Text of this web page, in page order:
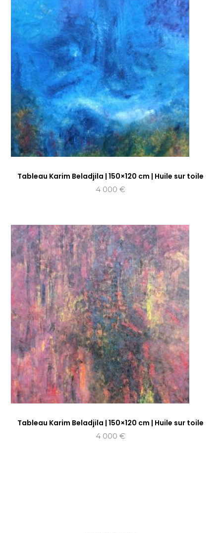
Tableau Karim Beladjila | 150×120 cm | Huile sur toile
4 000€
Tableau Karim Beladjila | 150×120 cm | Huile sur toile
4 000€